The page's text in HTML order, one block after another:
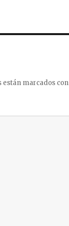
están marcados con